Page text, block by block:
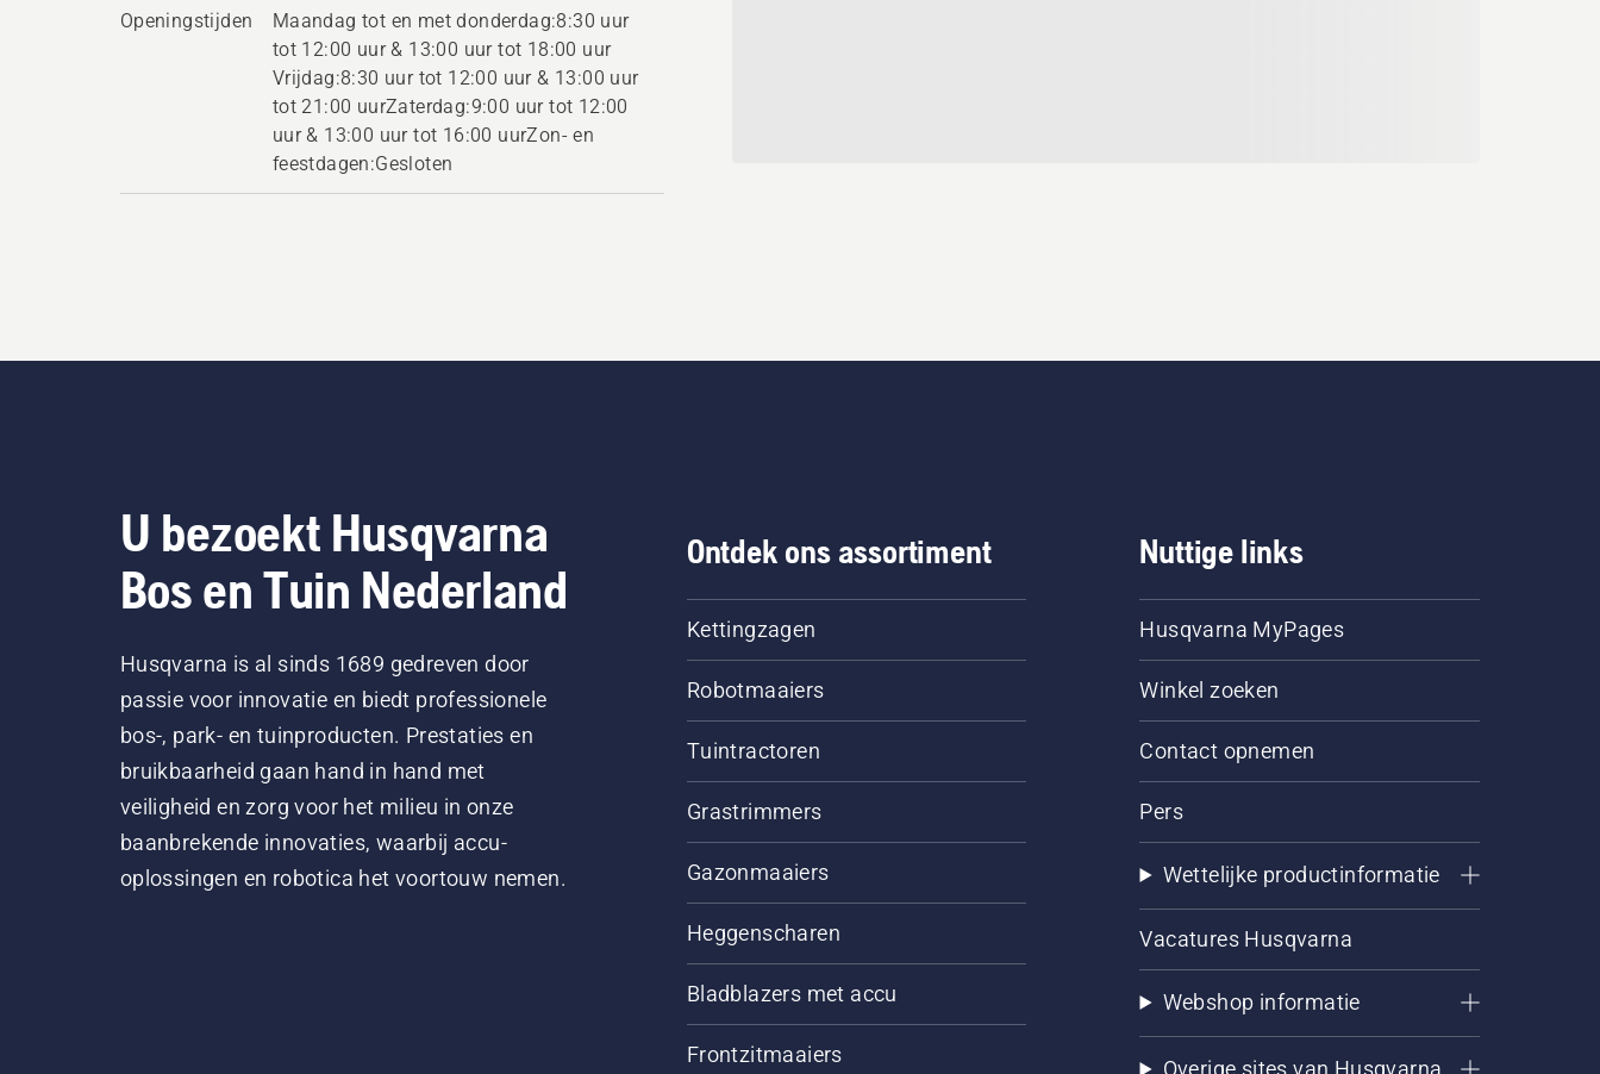
Openingstijden
Maandag tot en met donderdag:8:30 uur
tot 12:00 uur & 13:00 uur tot 18:00 uur
Vrijdag:8:30 uur tot 12:00 uur & 13:00 uur
tot 21:00 uurZaterdag:9:00 uur tot 12:00
uur & 13:00 uur tot 16:00 uurZon- en
feestdagen:Gesloten
U bezoekt Husqvarna
Bos en Tuin Nederland
Husqvarna is al sinds 1689 gedreven door
passie voor innovatie en biedt professionele
bos-, park- en tuinproducten. Prestaties en
bruikbaarheid gaan hand in hand met
veiligheid en zorg voor het milieu in onze
baanbrekende innovaties, waarbij accu-
oplossingen en robotica het voortouw nemen.
Ontdek ons assortiment
Kettingzagen
Robotmaaiers
Tuintractoren
Grastrimmers
Gazonmaaiers
Heggenscharen
Bladblazers met accu
Frontzitmaaiers
Nuttige links
Husqvarna MyPages
Winkel zoeken
Contact opnemen
Pers
Wettelijke productinformatie
Vacatures Husqvarna
Webshop informatie
Overige sites van Husqvarna